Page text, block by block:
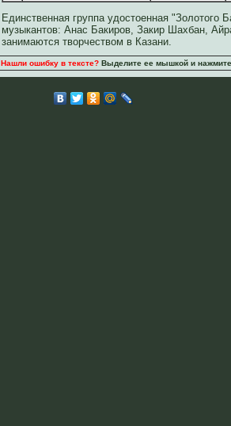
Единственная группа удостоенная "Золотого
музыкантов: Анас Бакиров, Закир Шахбан,
занимаются творчеством в Казани.
Нашли ошибку в тексте?Выделите ее мышкой и нажмите